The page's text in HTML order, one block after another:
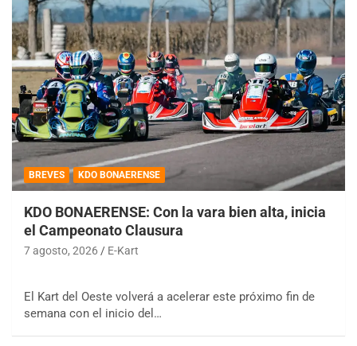
BREVES KDO BONAERENSE
KDO BONAERENSE: Con la vara bien alta, inicia
el Campeonato Clausura
7 agosto, 2026 E-Kart
El Kart del Oeste volverá a acelerar este próximo fin de
semana con el inicio del…